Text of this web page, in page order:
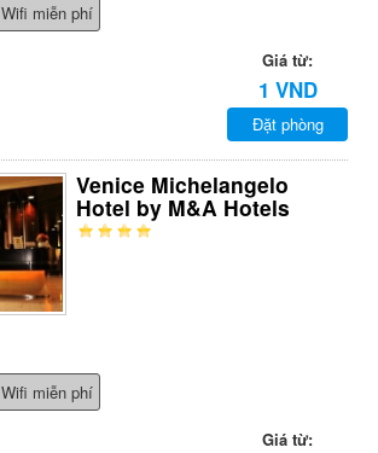
Wifi miễn phí
Giá từ:
1 VND
Đặt phòng
Venice Michelangelo
Hotel by M&A Hotels
Wifi miễn phí
Giá từ: